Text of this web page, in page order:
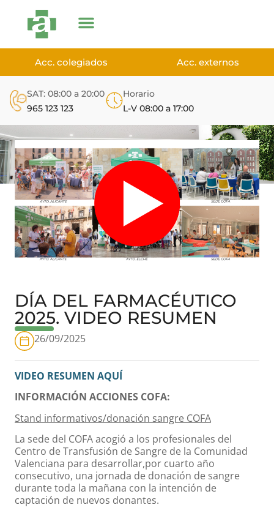
Acc. colegiados Acc. externos
SAT: 08:00 a 20:00
965 123 123
Horario
L-V 08:00 a 17:00
DÍA DEL FARMACÉUTICO
2025. VIDEO RESUMEN
26/09/2025
VIDEO RESUMEN AQUÍ
INFORMACIÓN ACCIONES COFA:
Stand informativos/donación sangre COFA
La sede del COFA acogió a los profesionales del
Centro de Transfusión de Sangre de la Comunidad
Valenciana para desarrollar,por cuarto año
consecutivo, una jornada de donación de sangre
durante toda la mañana con la intención de
captación de nuevos donantes.